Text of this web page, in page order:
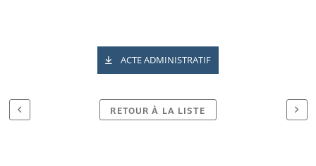
ACTE ADMINISTRATIF
RETOUR À LA LISTE